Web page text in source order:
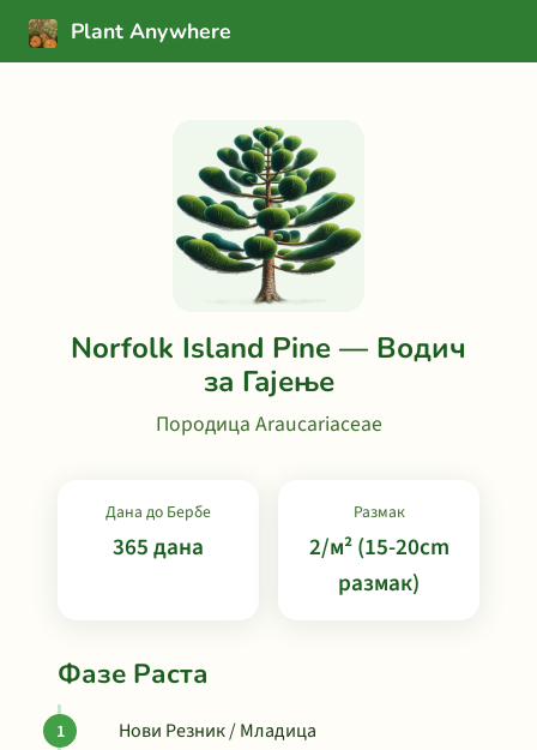
Plant Anywhere
Norfolk Island Pine — Водич
за Гајење
Породица Araucariaceae
Дана до Бербе
365 дана
Размак
2/м² (15-20cm
размак)
Фазе Раста
Нови Резник / Младица